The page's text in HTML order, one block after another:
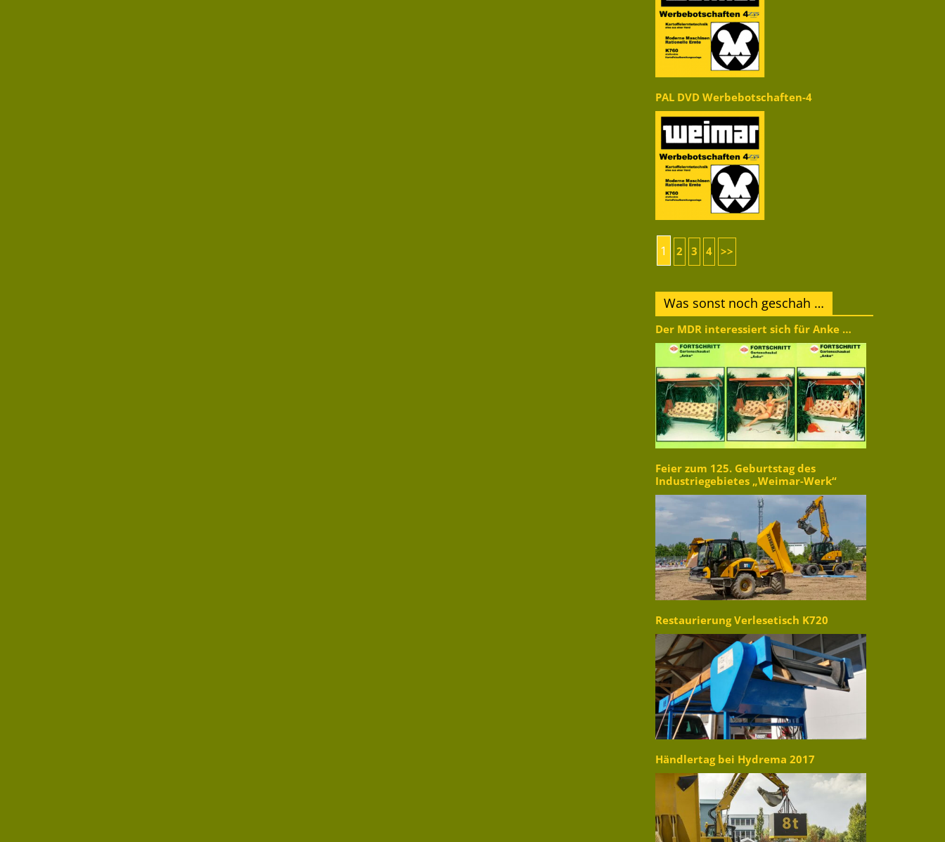
PAL DVD Werbebotschaften-4
1 2 3 4 >>
Was sonst noch geschah …
Der MDR interessiert sich für Anke …
Feier zum 125. Geburtstag des
Industriegebietes „Weimar-Werk“
Restaurierung Verlesetisch K720
Händlertag bei Hydrema 2017